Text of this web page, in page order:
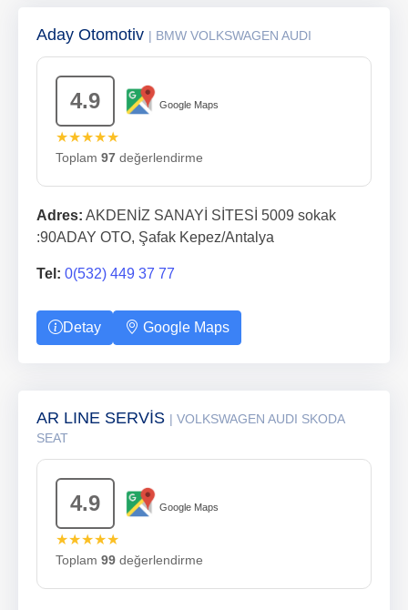
Aday Otomotiv | BMW VOLKSWAGEN AUDI
4.9 Google Maps
★★★★★
Toplam 97 değerlendirme
Adres: AKDENİZ SANAYİ SİTESİ 5009 sokak
:90ADAY OTO, Şafak Kepez/Antalya
Tel: 0(532) 449 37 77
Detay Google Maps
AR LINE SERVİS | VOLKSWAGEN AUDI SKODA
SEAT
4.9 Google Maps
★★★★★
Toplam 99 değerlendirme